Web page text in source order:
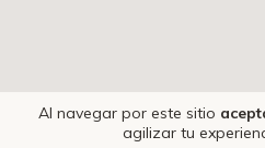
Al navegar por este sitio
agilizar tu